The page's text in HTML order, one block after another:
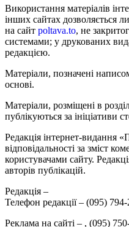
Використання матеріалів
інших сайтах дозволяється
на сайт poltava.to, не
системами; у друкованих
редакцією.
Матеріали, позначені
основі.
Матеріали, розміщені в
публікуються за ініціативи
Редакція інтернет-видання
відповідальності за зміст
користувачами сайту.
авторів публікацій.
Редакція –
Телефон редакції – (095)
Реклама на сайті – , (095)